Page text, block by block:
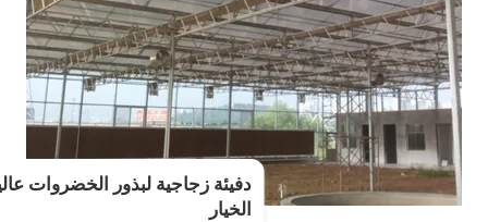
دفيئة زجاجية لبذور الخضروات
الخيار